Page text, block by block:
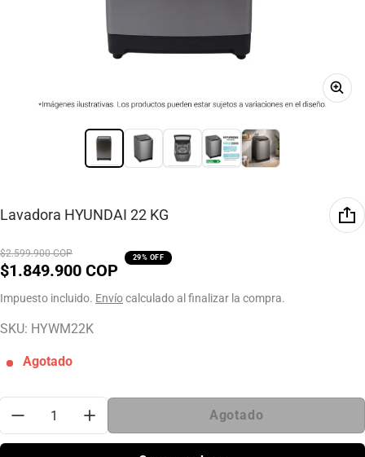
Lavadora HYUNDAI 22 KG
$1.849.900 COP
$2.599.900 COP 29% OFF
Impuesto incluido. Envíocalculado al finalizar la compra.
SKU: HYWM22K
Agotado
Agotado